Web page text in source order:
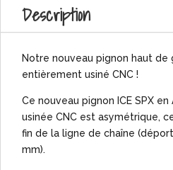
Description
Notre nouveau pignon haut de
entièrement usiné CNC !
Ce nouveau pignon ICE SPX en
usinée CNC est asymétrique,
fin de la ligne de chaîne
mm).